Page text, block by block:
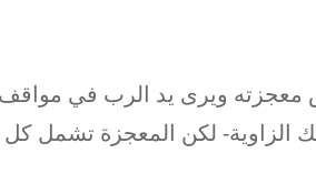
معجزته ويرى يد الرب في
الزاوية- لكن المعجزة تشمل كل